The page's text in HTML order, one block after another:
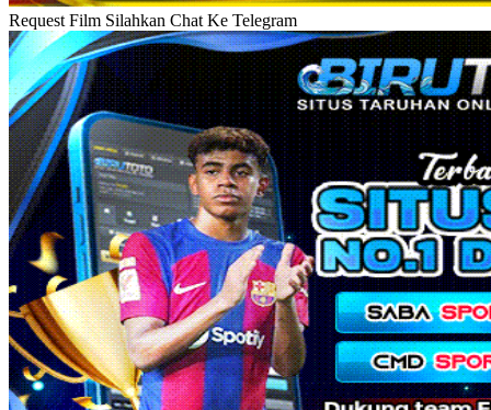
Request Film Silahkan Chat Ke Telegram